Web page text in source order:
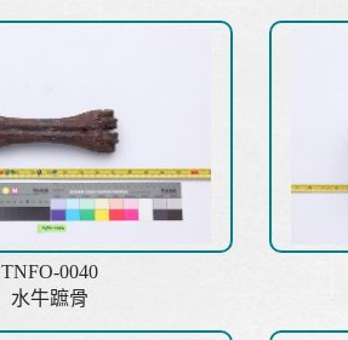
TNFO-0040
水牛蹠骨